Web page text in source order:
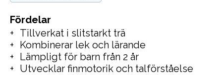
Fördelar
Tillverkat i slitstarkt trä
Kombinerar lek och lärande
Lämpligt för barn från 2 år
Utvecklar finmotorik och talförståelse